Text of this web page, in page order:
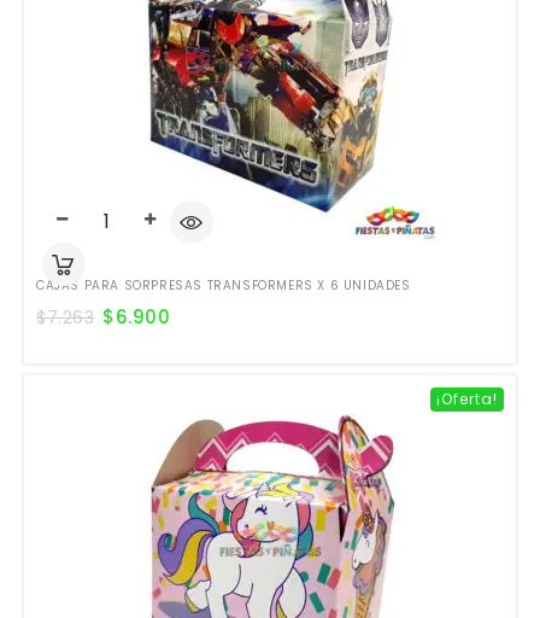
CAJAS PARA SORPRESAS TRANSFORMERS X 6 UNIDADES
$7.263 $6.900
¡Oferta!